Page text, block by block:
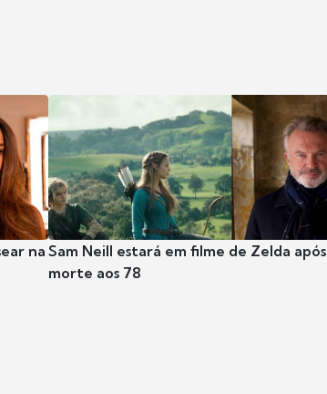
na Sam Neill estará em filme de Zelda após
morte aos 78